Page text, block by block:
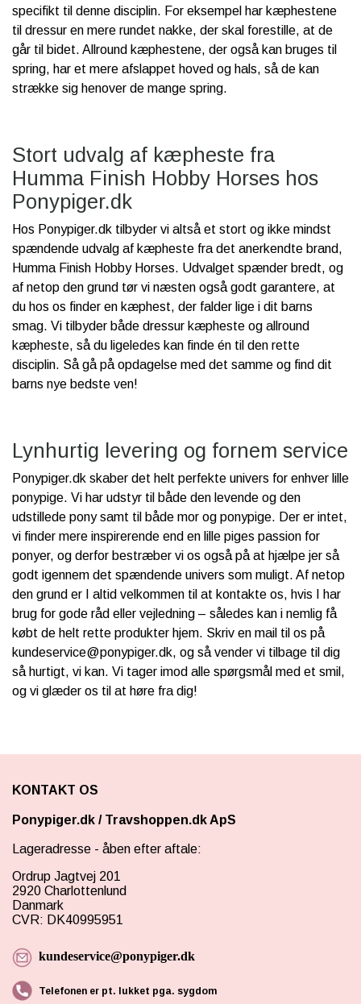
specifikt til denne disciplin. For eksempel har kæphestene
til dressur en mere rundet nakke, der skal forestille, at de
går til bidet. Allround kæphestene, der også kan bruges til
spring, har et mere afslappet hoved og hals, så de kan
strække sig henover de mange spring.
Stort udvalg af kæpheste fra
Humma Finish Hobby Horses hos
Ponypiger.dk
Hos Ponypiger.dk tilbyder vi altså et stort og ikke mindst
spændende udvalg af kæpheste fra det anerkendte brand,
Humma Finish Hobby Horses. Udvalget spænder bredt, og
af netop den grund tør vi næsten også godt garantere, at
du hos os finder en kæphest, der falder lige i dit barns
smag. Vi tilbyder både dressur kæpheste og allround
kæpheste, så du ligeledes kan finde én til den rette
disciplin. Så gå på opdagelse med det samme og find dit
barns nye bedste ven!
Lynhurtig levering og fornem service
Ponypiger.dk skaber det helt perfekte univers for enhver lille
ponypige. Vi har udstyr til både den levende og den
udstillede pony samt til både mor og ponypige. Der er intet,
vi finder mere inspirerende end en lille piges passion for
ponyer, og derfor bestræber vi os også på at hjælpe jer så
godt igennem det spændende univers som muligt. Af netop
den grund er I altid velkommen til at kontakte os, hvis I har
brug for gode råd eller vejledning – således kan i nemlig få
købt de helt rette produkter hjem. Skriv en mail til os på
kundeservice@ponypiger.dk, og så vender vi tilbage til dig
så hurtigt, vi kan. Vi tager imod alle spørgsmål med et smil,
og vi glæder os til at høre fra dig!
KONTAKT OS
Ponypiger.dk / Travshoppen.dk ApS
Lageradresse - åben efter aftale:
Ordrup Jagtvej 201
2920 Charlottenlund
Danmark
CVR: DK40995951
kundeservice@ponypiger.dk
Telefonen er pt. lukket pga. sygdom